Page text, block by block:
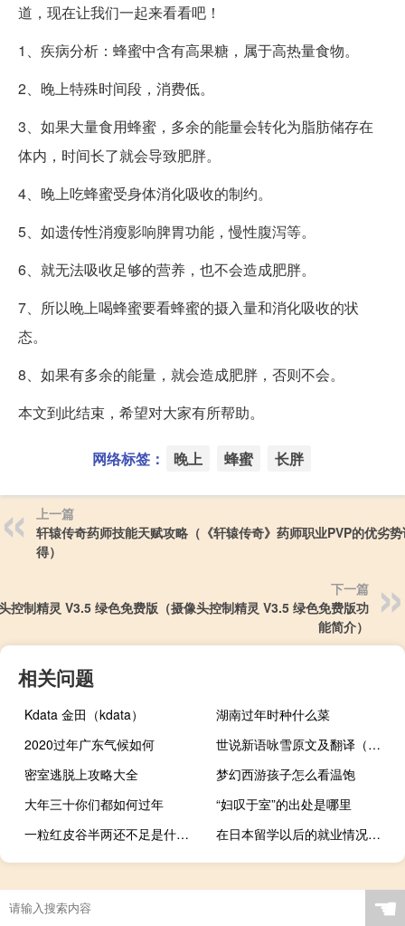
道，现在让我们一起来看看吧！
1、疾病分析：蜂蜜中含有高果糖，属于高热量食物。
2、晚上特殊时间段，消费低。
3、如果大量食用蜂蜜，多余的能量会转化为脂肪储存在
体内，时间长了就会导致肥胖。
4、晚上吃蜂蜜受身体消化吸收的制约。
5、如遗传性消瘦影响脾胃功能，慢性腹泻等。
6、就无法吸收足够的营养，也不会造成肥胖。
7、所以晚上喝蜂蜜要看蜂蜜的摄入量和消化吸收的状
态。
8、如果有多余的能量，就会造成肥胖，否则不会。
本文到此结束，希望对大家有所帮助。
网络标签： 晚上 蜂蜜 长胖
上一篇
轩辕传奇药师技能天赋攻略（《轩辕传奇》药师职业PVP的优劣
得）
下一篇
控制精灵 V3.5 绿色免费版（摄像头控制精灵 V3.5 绿色免费版功
能简介）
相关问题
Kdata 金田（kdata）
湖南过年时种什么菜
2020过年广东气候如何
世说新语咏雪原文及翻译（咏雪原文及翻译）
密室逃脱上攻略大全
梦幻西游孩子怎么看温饱
大年三十你们都如何过年
“妇叹于室”的出处是哪里
一粒红皮谷半两还不足是什么生肖是兔吗（一粒红皮谷半两还不足是什么生肖）
在日本留学以后的就业情况怎么样
☚